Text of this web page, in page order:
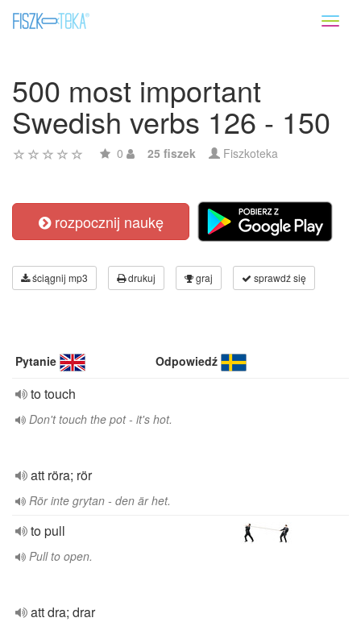
500 most important
Swedish verbs 126 - 150
0 25 fiszek Fiszkoteka
rozpocznij naukę
ściągnij mp3 drukuj graj sprawdź się
Pytanie Odpowiedź
to touch
Don't touch the pot - it's hot.
att röra; rör
Rör inte grytan - den är het.
to pull
Pull to open.
att dra; drar